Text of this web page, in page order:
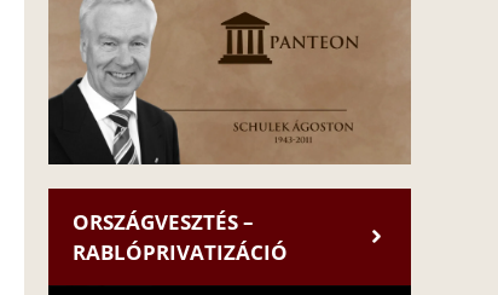
ORSZÁGVESZTÉS –
RABLÓPRIVATIZÁCIÓ